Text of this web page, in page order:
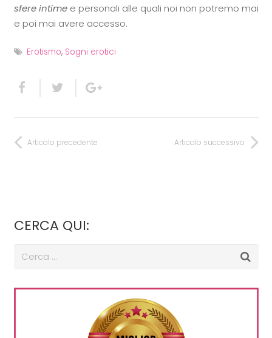
sfere intimee personali alle quali noi non potremo mai
e poi mai avere accesso.
Erotismo, Sogni erotici
Articolo precedente Articolo successivo
CERCA QUI: